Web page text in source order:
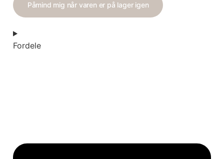
Påmind mig når varen er på lager igen
Fordele